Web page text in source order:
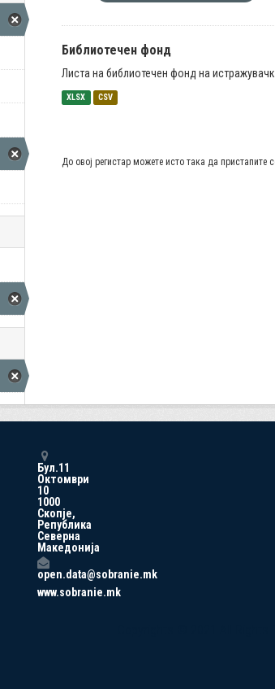
Библиотечен фонд
Листа на библиотечен фонд на
XLSX CSV
До овој регистар можете исто така да пристапите
Бул.11
Октомври
10
1000
Скопје,
Република
Северна
Македонија
open.data@sobranie.mk
www.sobranie.mk